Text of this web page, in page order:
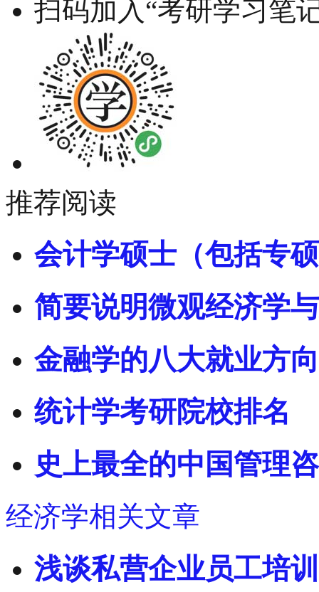
扫码加入“考研学习笔
推荐阅读
会计学硕士（包括专
简要说明微观经济学
金融学的八大就业方
统计学考研院校排名
史上最全的中国管理
经济学相关文章
浅谈私营企业员工培